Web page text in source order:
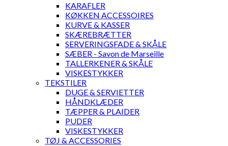
KARAFLER
KØKKEN ACCESSOIRES
KURVE & KASSER
SKÆREBRÆTTER
SERVERINGSFADE & SKÅLE
SÆBER - Savon de Marseille
TALLERKENER & SKÅLE
VISKESTYKKER
TEKSTILER
DUGE & SERVIETTER
HÅNDKLÆDER
TÆPPER & PLAIDER
PUDER
VISKESTYKKER
TØJ & ACCESSORIES